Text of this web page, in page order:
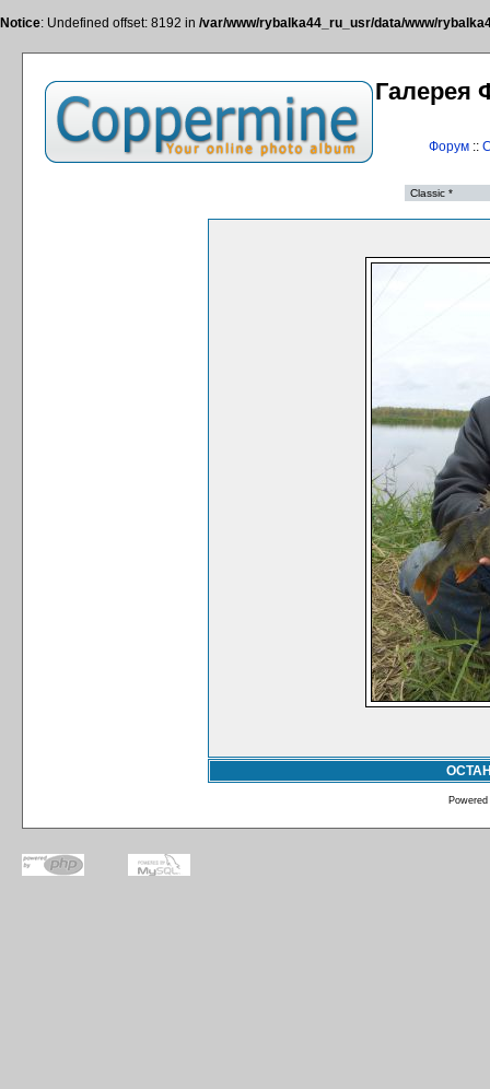
Notice: Undefined offset: 8192 in /var/www/rybalka44_ru_usr/data/www/
Галерея
Форум::